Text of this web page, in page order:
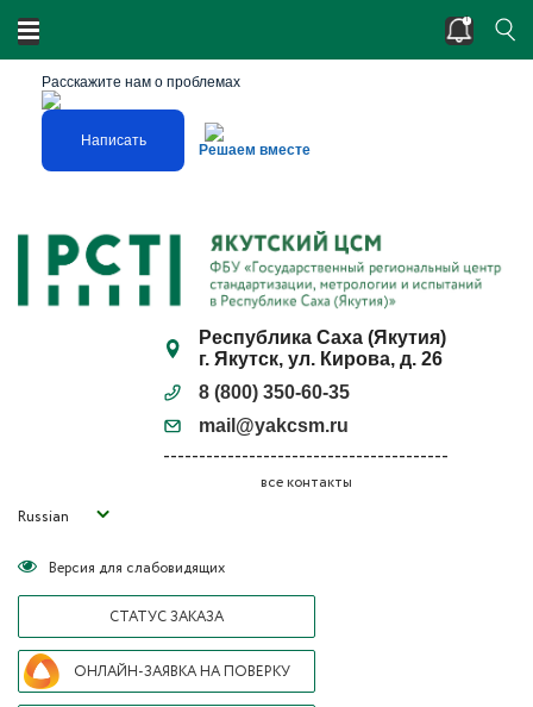
Двойные стандарты? Нарушено единство
Расскажите нам о проблемах
Написать
Решаем вместе
Республика Саха (Якутия)
г. Якутск, ул. Кирова, д. 26
8 (800) 350-60-35
mail@yakcsm.ru
все контакты
Russian
Версия для слабовидящих
СТАТУС ЗАКАЗА
ОНЛАЙН-ЗАЯВКА НА ПОВЕРКУ